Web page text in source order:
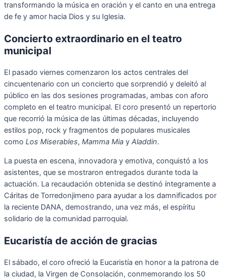
transformando la música en oración y el canto en una entrega
de fe y amor hacia Dios y su Iglesia.
Concierto extraordinario en el teatro
municipal
El pasado viernes comenzaron los actos centrales del
cincuentenario con un concierto que sorprendió y deleitó al
público en las dos sesiones programadas, ambas con aforo
completo en el teatro municipal. El coro presentó un repertorio
que recorrió la música de las últimas décadas, incluyendo
estilos pop, rock y fragmentos de populares musicales
como Los Miserables, Mamma Mia y Aladdin.
La puesta en escena, innovadora y emotiva, conquistó a los
asistentes, que se mostraron entregados durante toda la
actuación. La recaudación obtenida se destinó íntegramente a
Cáritas de Torredonjimeno para ayudar a los damnificados por
la reciente DANA, demostrando, una vez más, el espíritu
solidario de la comunidad parroquial.
Eucaristía de acción de gracias
El sábado, el coro ofreció la Eucaristía en honor a la patrona de
la ciudad, la Virgen de Consolación, conmemorando los 50